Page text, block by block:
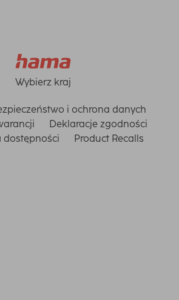
Wybierz kraj
i ochrona danych
Deklaracje zgodności
dostępności
Product Recalls